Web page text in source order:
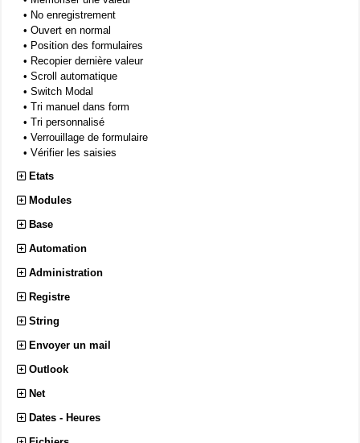
• No enregistrement
• Ouvert en normal
• Position des formulaires
• Recopier dernière valeur
• Scroll automatique
• Switch Modal
• Tri manuel dans form
• Tri personnalisé
• Verrouillage de formulaire
• Vérifier les saisies
Etats
Modules
Base
Automation
Administration
Registre
String
Envoyer un mail
Outlook
Net
Dates - Heures